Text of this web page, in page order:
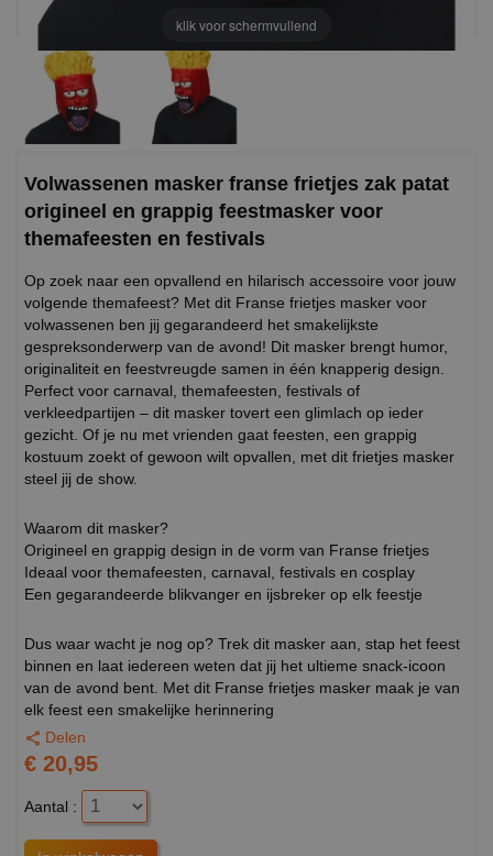
klik voor schermvullend
Volwassenen masker franse frietjes zak patat
origineel en grappig feestmasker voor
themafeesten en festivals
Op zoek naar een opvallend en hilarisch accessoire voor jouw
volgende themafeest? Met dit Franse frietjes masker voor
volwassenen ben jij gegarandeerd het smakelijkste
gespreksonderwerp van de avond! Dit masker brengt humor,
originaliteit en feestvreugde samen in één knapperig design.
Perfect voor carnaval, themafeesten, festivals of
verkleedpartijen – dit masker tovert een glimlach op ieder
gezicht. Of je nu met vrienden gaat feesten, een grappig
kostuum zoekt of gewoon wilt opvallen, met dit frietjes masker
steel jij de show.
Waarom dit masker?
Origineel en grappig design in de vorm van Franse frietjes
Ideaal voor themafeesten, carnaval, festivals en cosplay
Een gegarandeerde blikvanger en ijsbreker op elk feestje
Dus waar wacht je nog op? Trek dit masker aan, stap het feest
binnen en laat iedereen weten dat jij het ultieme snack-icoon
van de avond bent. Met dit Franse frietjes masker maak je van
elk feest een smakelijke herinnering
Delen
€ 20,95
Aantal :